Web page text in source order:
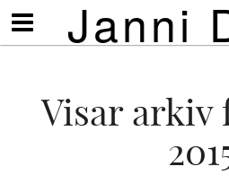
Janni
Visa/göm
meny
Visar arkiv